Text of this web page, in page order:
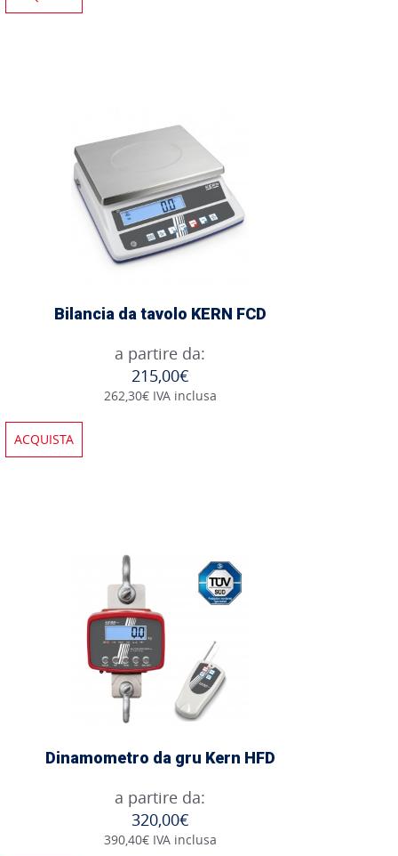
Bilancia da tavolo KERN FCD
a partire da:
215,00€
262,30€ IVA inclusa
ACQUISTA
Dinamometro da gru Kern HFD
a partire da:
320,00€
390,40€ IVA inclusa